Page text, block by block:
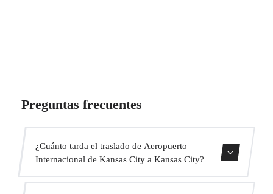
Preguntas frecuentes
¿Cuánto tarda el traslado de Aeropuerto
Internacional de Kansas City a Kansas City?